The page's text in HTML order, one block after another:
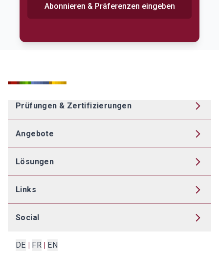
Abonnieren & Präferenzen eingeben
Prüfungen & Zertifizierungen
Angebote
Lösungen
Links
Social
DE | FR | EN